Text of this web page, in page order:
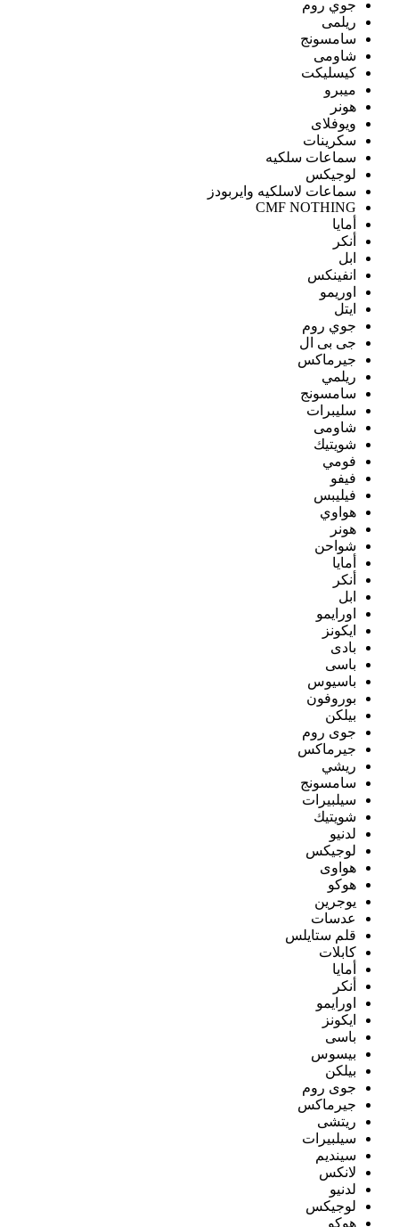
جوي روم
ريلمى
سامسونج
شاومى
كيسليكت
ميبرو
هونر
ويوفلاى
سكرينات
سماعات سلكيه
لوجيكس
سماعات لاسلكيه وايربودز
CMF NOTHING
أمايا
أنكر
ابل
انفينكس
اوريمو
ايتل
جوي روم
جى بى ال
جيرماكس
ريلمي
سامسونج
سليبرات
شاومى
شويتيك
فومي
فيفو
فيليبس
هواوي
هونر
شواحن
أمايا
أنكر
ابل
اورايمو
ايكونز
بادى
باسى
باسيوس
بوروفون
بيلكن
جوى روم
جيرماكس
ريشي
سامسونج
سيلبيرات
شويتيك
لدنيو
لوجيكس
هواوى
هوكو
يوجرين
عدسات
قلم ستايلس
كابلات
أمايا
أنكر
اورايمو
ايكونز
باسى
بيسوس
بيلكن
جوى روم
جيرماكس
ريتشى
سيلبيرات
سينديم
لانكس
لدنيو
لوجيكس
هوكو